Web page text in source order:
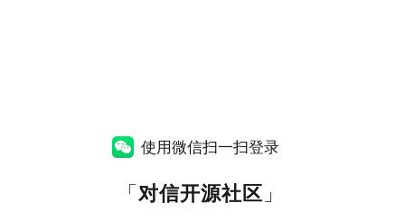
使用微信扫一扫登录
「对信开源社区 」